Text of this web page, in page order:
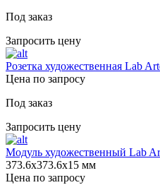
Под заказ
Запросить цену
Розетка художественная Lab
Цена по запросу
Под заказ
Запросить цену
Модуль художественный Lab
373.6х373.6х15 мм
Цена по запросу